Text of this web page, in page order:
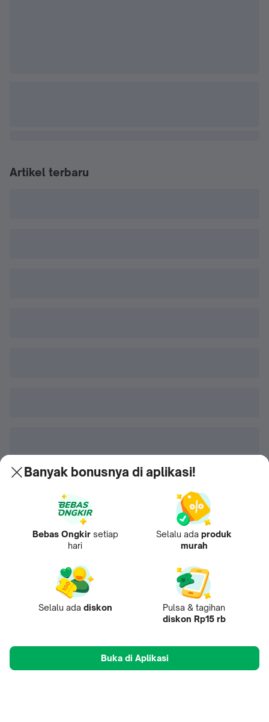
Artikel terbaru
Banyak bonusnya di aplikasi!
Bebas Ongkir setiap
hari
Selalu ada produk
murah
Selalu ada diskon
Pulsa & tagihan
diskon Rp15 rb
Buka di Aplikasi